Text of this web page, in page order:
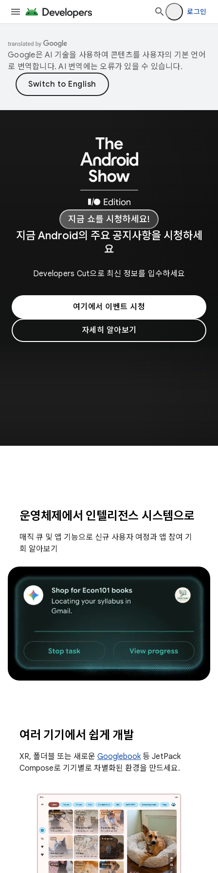
로그인
Google은 AI 기술을 사용하여 콘텐츠를 사용자의 기본 언어
로 번역합니다. AI 번역에는 오류가 있을 수 있습니다.
지금 쇼를 시청하세요!
지금 Android의 주요 공지사항을 시청하세
요
Developers Cut으로 최신 정보를 입수하세요
여기에서 이벤트 시청
자세히 알아보기
운영체제에서 인텔리전스 시스템으로
매직 큐 및 앱 기능으로 신규 사용자 여정과 앱 참여 기
회 알아보기
여러 기기에서 쉽게 개발
XR, 폴더블 또는 새로운 Googlebook등 JetPack
Compose로 기기별로 차별화된 환경을 만드세요.